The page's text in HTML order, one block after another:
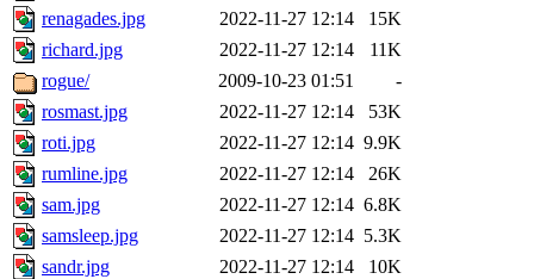
renagades.jpg
2022-11-27 12:14
15K
richard.jpg
2022-11-27 12:14
11K
rogue/
2009-10-23 01:51
-
rosmast.jpg
2022-11-27 12:14
53K
roti.jpg
2022-11-27 12:14 9.9K
rumline.jpg
2022-11-27 12:14
26K
sam.jpg
2022-11-27 12:14 6.8K
samsleep.jpg
2022-11-27 12:14 5.3K
sandr.jpg
2022-11-27 12:14
10K